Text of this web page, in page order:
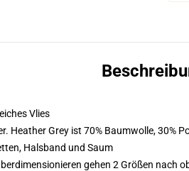
Vlies
Heather Grey ist 70% Baumwolle, 30%
Halsband und Saum
gehen 2 Größen nach